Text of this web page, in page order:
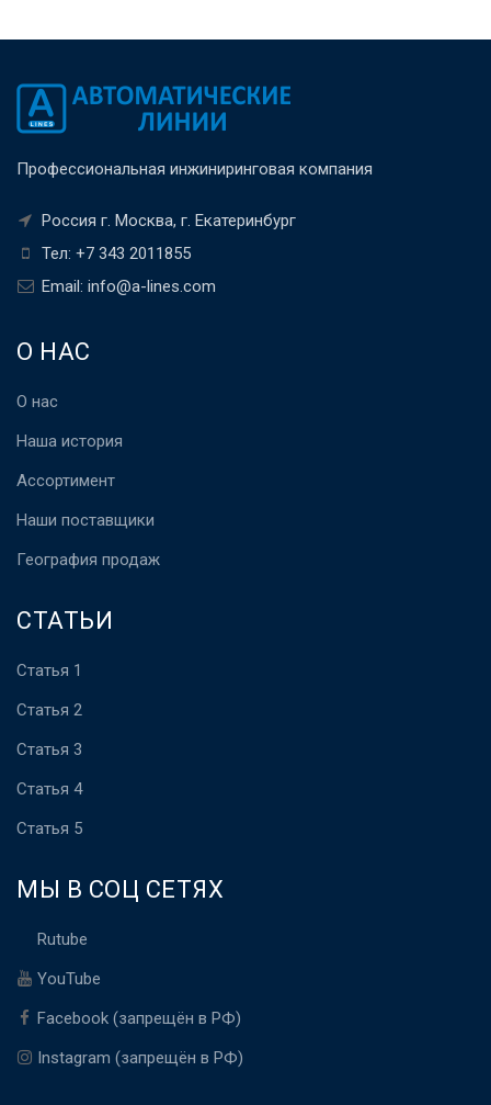
Профессиональная инжиниринговая компания
Россия г. Москва, г. Екатеринбург
Тел: +7 343 2011855
Email: info@a-lines.com
О НАС
О нас
Наша история
Ассортимент
Наши поставщики
География продаж
СТАТЬИ
Статья 1
Статья 2
Статья 3
Статья 4
Статья 5
МЫ В СОЦ СЕТЯХ
Rutube
YouTube
Facebook (запрещён в РФ)
Instagram (запрещён в РФ)